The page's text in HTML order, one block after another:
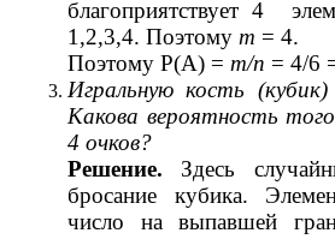
благоприятствует 4
1,2,3,4. Поэтому т = 4.
Поэтому Р(А) = т/п = 4/6
Игральную кость
Какова вероятность
4 очков?
Решение. Здесь
бросание кубика.
число на выпавшей